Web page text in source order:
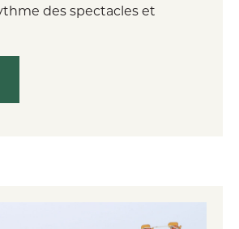
des spectacles et